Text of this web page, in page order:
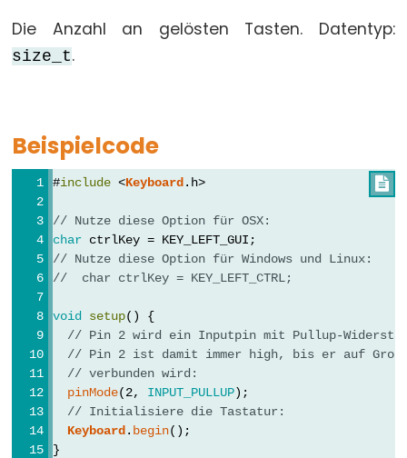
array
bool
boolean
byte
char
double
float
long
short
size_t
string
Die Anzahl an gelösten Tasten. Datentyp:
size_t.
Beispielcode

#include <Keyboard.h>
// Nutze diese Option für OSX:
char ctrlKey = KEY_LEFT_GUI;
// Nutze diese Option für Windows und Linux:
//  char ctrlKey = KEY_LEFT_CTRL;
void setup() {
// Pin 2 wird ein Inputpin mit Pullup-
// Pin 2 ist damit immer high, bis er auf
// verbunden wird:
pinMode(2, INPUT_PULLUP);
// Initialisiere die Tastatur:
Keyboard. begin();
}